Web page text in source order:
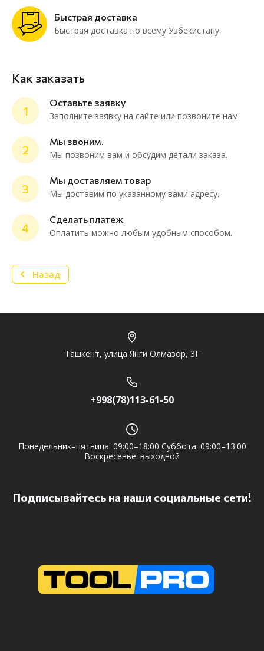
Быстрая доставка
Быстрая доставка по всему Узбекистану
Как заказать
1
Оставьте заявку
Заполните заявку на сайте или позвоните нам
2
Мы звоним.
Мы позвоним вам и обсудим детали заказа.
3
Мы доставляем товар
Мы доставим по указанному вами адресу.
4
Сделать платеж
Оплатить можно любым удобным способом.
Назад
Ташкент, улица Янги Олмазор, 3Г
+998(78)113-61-50
Понедельник–пятница: 09:00–18:00 Суббота: 09:00–13:00
Воскресенье: выходной
Подписывайтесь на наши социальные сети!